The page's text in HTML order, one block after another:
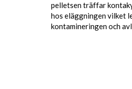
pelletsen träffar
hos eläggningen vilket
kontamineringen och